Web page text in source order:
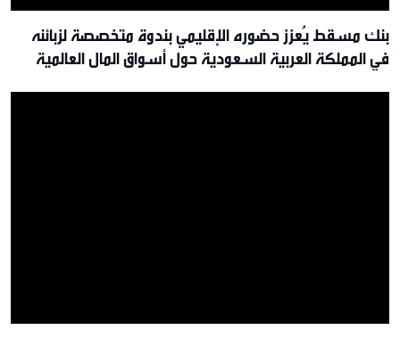
بنك مسقط يُعزز حضوره الإقليمي بندوة متخصصة لزبائنه
في المملكة العربية السعودية حول أسواق المال العالمية